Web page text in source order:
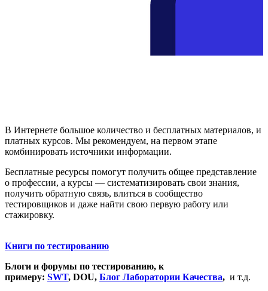
В Интернете большое количество и бесплатных материалов, и
платных курсов. Мы рекомендуем, на первом этапе
комбинировать источники информации.
Бесплатные ресурсы помогут получить общее представление
о профессии, а курсы — систематизировать свои знания,
получить обратную связь, влиться в сообщество
тестировщиков и даже найти свою первую работу или
стажировку.
Книги по тестированию
Блоги и форумы по тестированию, к
примеру: SWT, DOU, Блог Лаборатории Качества, и т.д.